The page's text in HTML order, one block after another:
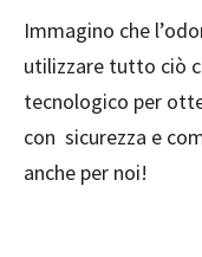
Immagino che
utilizzare tutto ciò
tecnologico per
con sicurezza e
anche per noi!